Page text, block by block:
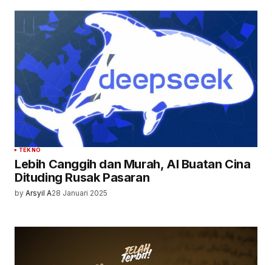
TEKNO
Lebih Canggih dan Murah, AI Buatan Cina
Dituding Rusak Pasaran
by Arsyil A28 Januari 2025